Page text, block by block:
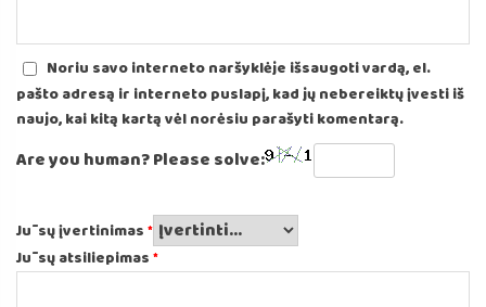
Noriu savo interneto naršyklėje išsaugoti vardą, el.
pašto adresą ir interneto puslapį, kad jų nebereiktų įvesti iš
naujo, kai kitą kartą vėl norėsiu parašyti komentarą.
Are you human? Please solve:
Jūsų įvertinimas*
Jūsų atsiliepimas*